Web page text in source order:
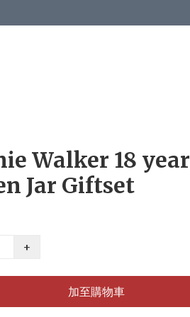
Walker 18 year
Jar Giftset
+
加至購物車